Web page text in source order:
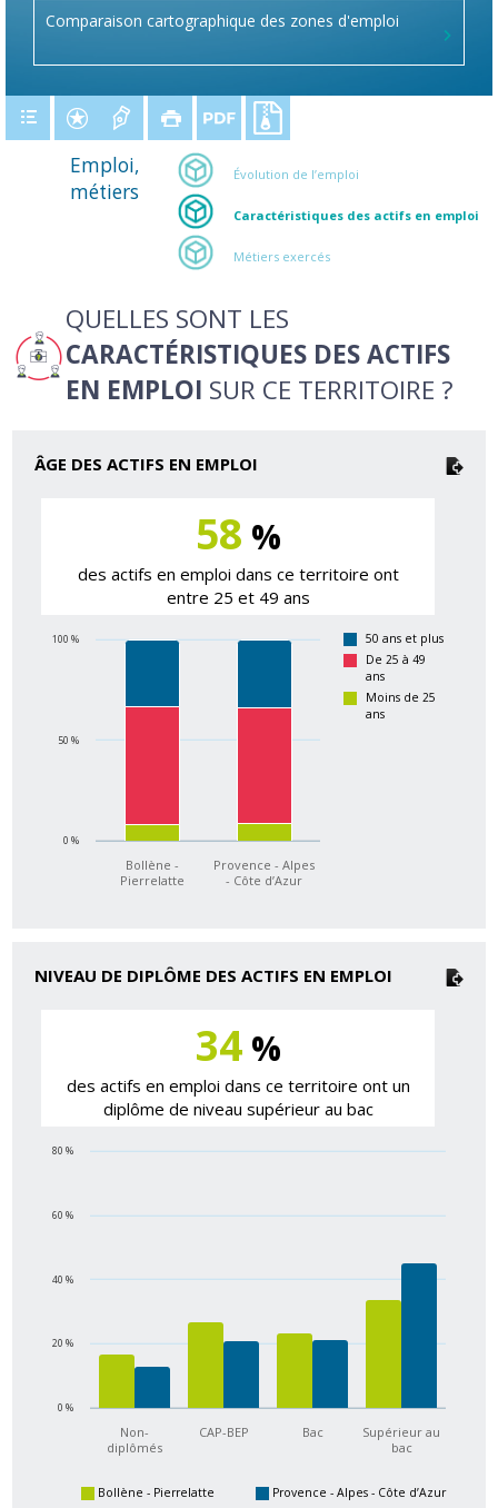
Comparaison cartographique des zones d'emploi
Emploi,
métiers
Évolution de l’emploi
Caractéristiques des actifs en emploi
Métiers exercés
QUELLES SONT LES
CARACTÉRISTIQUES DES ACTIFS
EN EMPLOI SUR CE TERRITOIRE ?
ÂGE DES ACTIFS EN EMPLOI
58 %
des actifs en emploi dans ce territoire ont
entre 25 et 49 ans
Bollène -
Pierrelatte
Provence - Alpes
- Côte d’Azur
0 %
50 %
100 %
50 ans et plus
De 25 à 49
ans
Moins de 25
ans
NIVEAU DE DIPLÔME DES ACTIFS EN EMPLOI
34%
des actifs en emploi dans ce territoire ont un
diplôme de niveau supérieur au bac
Non-
diplômés
CAP-BEP Bac
Supérieur au
bac
0 %
20 %
40 %
60 %
80 %
Bollène - Pierrelatte Provence - Alpes - Côte d’Azur